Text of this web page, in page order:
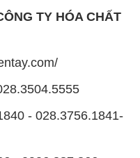
TY HÓA CHẤT
- 028.3756.1841-